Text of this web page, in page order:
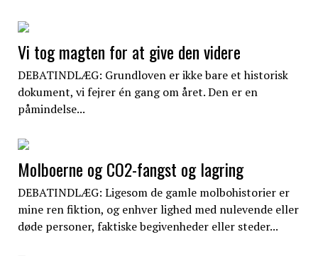
Vi tog magten for at give den videre
DEBATINDLÆG: Grundloven er ikke bare et historisk
dokument, vi fejrer én gang om året. Den er en
påmindelse...
Molboerne og CO2-fangst og lagring
DEBATINDLÆG: Ligesom de gamle molbohistorier er
mine ren fiktion, og enhver lighed med nulevende eller
døde personer, faktiske begivenheder eller steder...